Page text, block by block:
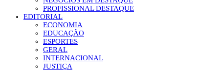
PROFISSIONAL DESTAQUE
EDITORIAL
ECONOMIA
EDUCAÇÃO
ESPORTES
GERAL
INTERNACIONAL
JUSTIÇA